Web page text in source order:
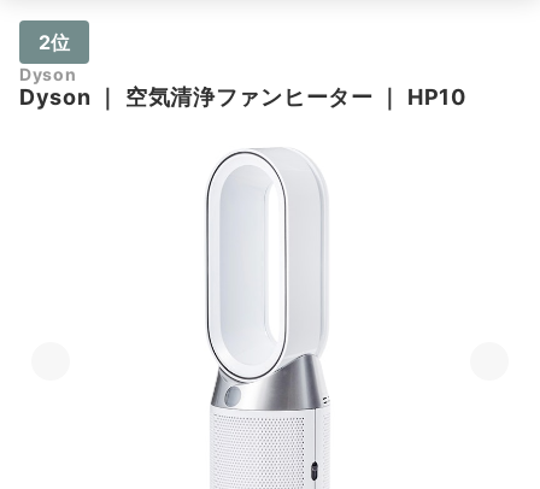
2位
Dyson
Dyson 空気清浄ファンヒーター HP10